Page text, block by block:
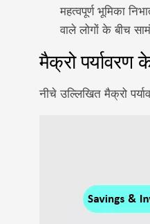
महत्वपूर्ण भूमिका
वाले लोगों के बीच
मैक्रो पर्यावरण
नीचे उल्लिखित मैक्रो